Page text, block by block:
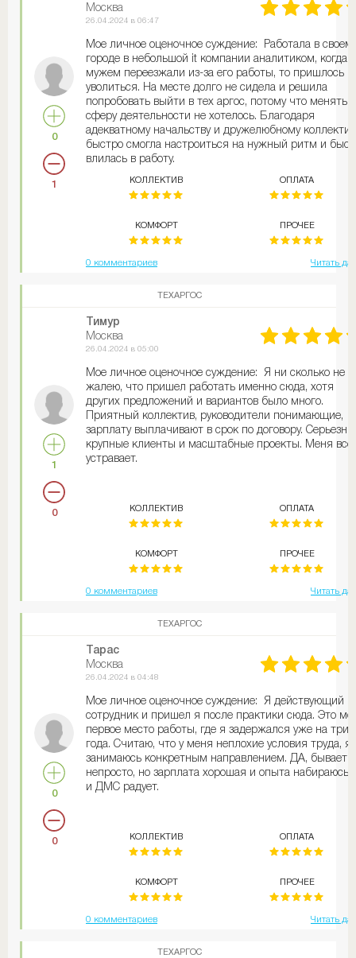
0
1
Москва
26.04.2024 в 06:47
Мое личное оценочное суждение: Работала в своем
городе в небольшой it компании аналитиком, когда с
мужем переезжали из-за его работы, то пришлось
уволиться. На месте долго не сидела и решила
попробовать выйти в тех аргос, потому что менять
сферу деятельности не хотелось. Благодаря
адекватному начальству и дружелюбному
быстро смогла настроиться на нужный ритм и
влилась в работу.
КОЛЛЕКТИВ
КОМФОРТ
ОПЛАТА
ПРОЧЕЕ
0 комментариев Читать
ТЕХАРГОС
1
0
Тимур
Москва
26.04.2024 в 05:00
Мое личное оценочное суждение: Я ни сколько не
жалею, что пришел работать именно сюда, хотя
других предложений и вариантов было много.
Приятный коллектив, руководители понимающие,
зарплату выплачивают в срок по договору.
крупные клиенты и масштабные проекты. Меня все
устравает.
КОЛЛЕКТИВ
КОМФОРТ
ОПЛАТА
ПРОЧЕЕ
0 комментариев Читать
ТЕХАРГОС
0
0
Тарас
Москва
26.04.2024 в 04:48
Мое личное оценочное суждение: Я действующий
сотрудник и пришел я после практики сюда. Это
первое место работы, где я задержался уже на три
года. Считаю, что у меня неплохие условия труда, я
занимаюсь конкретным направлением. ДА, бывает
непросто, но зарплата хорошая и опыта набираюсь,
и ДМС радует.
КОЛЛЕКТИВ
КОМФОРТ
ОПЛАТА
ПРОЧЕЕ
0 комментариев Читать
ТЕХАРГОС